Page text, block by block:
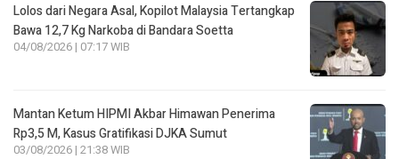
Lolos dari Negara Asal, Kopilot Malaysia Tertangkap
Bawa 12,7 Kg Narkoba di Bandara Soetta
04/08/2026 | 07:17 WIB
Mantan Ketum HIPMI Akbar Himawan Penerima
Rp3,5 M, Kasus Gratifikasi DJKA Sumut
03/08/2026 | 21:38 WIB